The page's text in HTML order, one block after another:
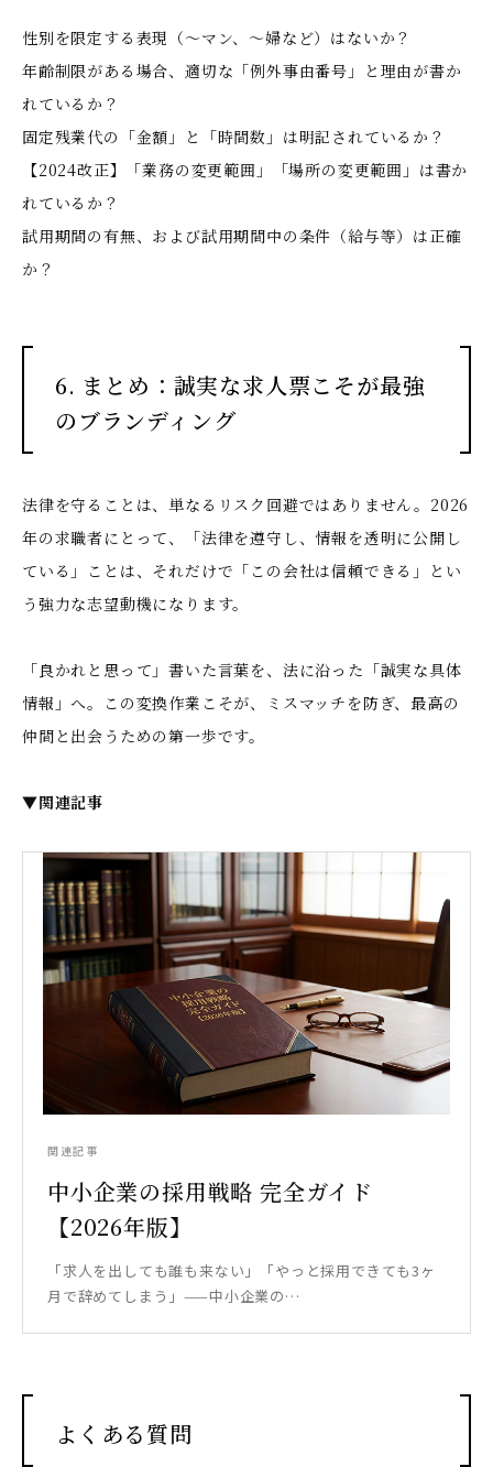
性別を限定する表現（〜マン、〜婦など）はないか？
年齢制限がある場合、適切な「例外事由番号」と理由が書か
れているか？
固定残業代の「金額」と「時間数」は明記されているか？
【2024改正】「業務の変更範囲」「場所の変更範囲」は書か
れているか？
試用期間の有無、および試用期間中の条件（給与等）は正確
か？
6. まとめ：誠実な求人票こそが最強
のブランディング
法律を守ることは、単なるリスク回避ではありません。2026
年の求職者にとって、「法律を遵守し、情報を透明に公開し
ている」ことは、それだけで「この会社は信頼できる」とい
う強力な志望動機になります。
「良かれと思って」書いた言葉を、法に沿った「誠実な具体
情報」へ。この変換作業こそが、ミスマッチを防ぎ、最高の
仲間と出会うための第一歩です。
▼関連記事
関連記事
中小企業の採用戦略 完全ガイド
【2026年版】
「求人を出しても誰も来ない」「やっと採用できても3ヶ
月で辞めてしまう」——中小企業の…
よくある質問